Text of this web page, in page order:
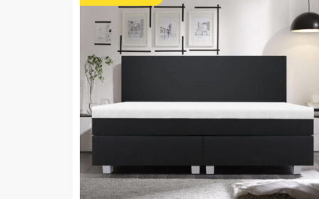
variaties.
Deze
optie
kan
gekozen
worden
de
productpagina